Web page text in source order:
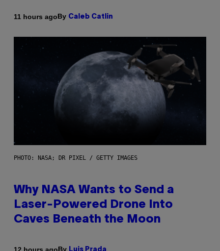
11 hours agoBy Caleb Catlin
PHOTO: NASA; DR PIXEL / GETTY IMAGES
Why NASA Wants to Send a
Laser-Powered Drone Into
Caves Beneath the Moon
12 hours agoBy